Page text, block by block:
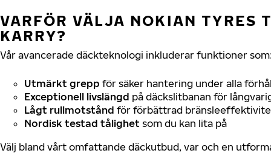
VARFÖR VÄLJA NOKIAN TYRES
KARRY?
Vår avancerade däckteknologi inkluderar funktioner
Utmärkt grepp för säker hantering under alla
Exceptionell livslängd på däckslitbanan för
Lågt rullmotstånd för förbättrad
Nordisk testad tålighet som du kan lita på
Välj bland vårt omfattande däckutbud, var och en